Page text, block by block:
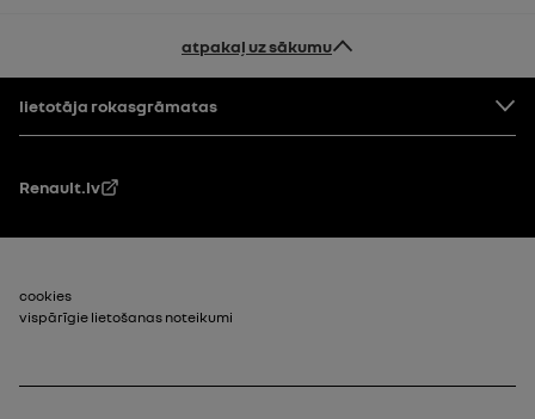
atpakaļ uz sākumu
Pakāpe
lietotāja rokasgrāmatas
Renault.lv
footer_2
cookies
vispārīgie lietošanas noteikumi